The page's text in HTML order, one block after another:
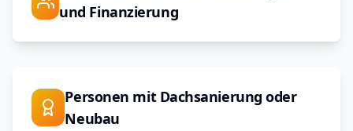
und Finanzierung
Personen mit Dachsanierung oder
Neubau